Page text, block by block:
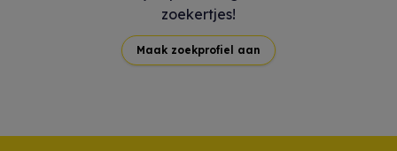
zoekertjes!
Maak zoekprofiel aan